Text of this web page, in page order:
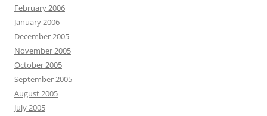
February 2006
January 2006
December 2005
November 2005
October 2005
September 2005
August 2005
July 2005